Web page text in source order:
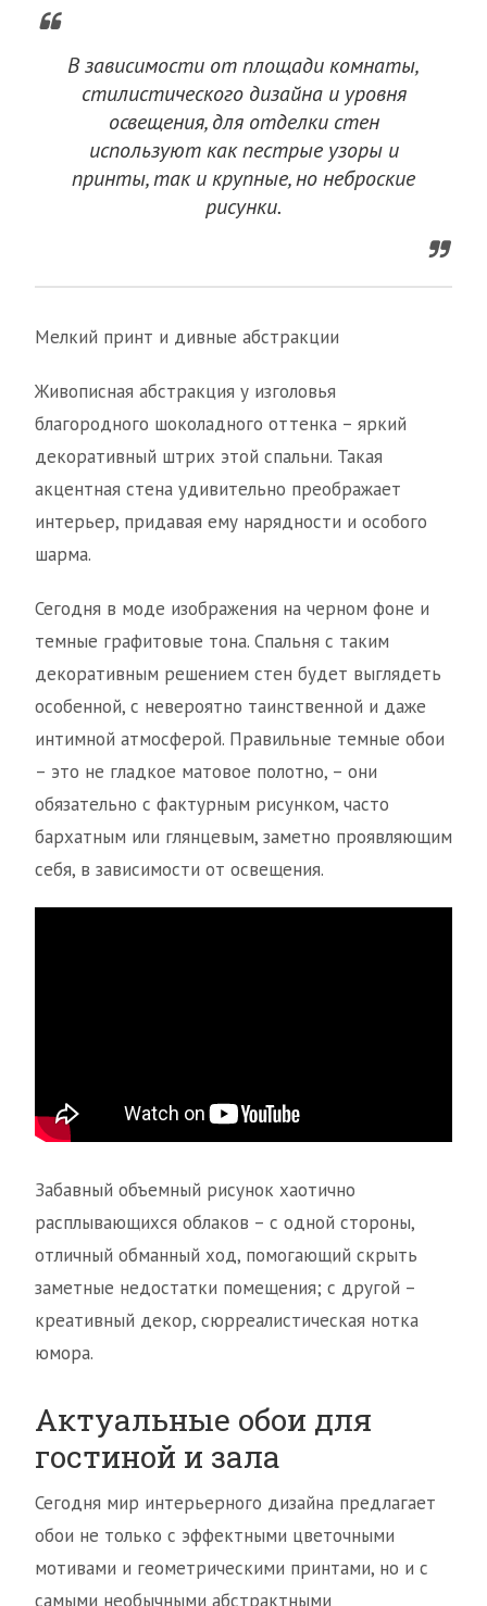
В зависимости от площади комнаты,
стилистического дизайна и уровня
освещения, для отделки стен
используют как пестрые узоры и
принты, так и крупные, но неброские
рисунки.
Мелкий принт и дивные абстракции
Живописная абстракция у изголовья
благородного шоколадного оттенка – яркий
декоративный штрих этой спальни. Такая
акцентная стена удивительно преображает
интерьер, придавая ему нарядности и особого
шарма.
Сегодня в моде изображения на черном фоне и
темные графитовые тона. Спальня с таким
декоративным решением стен будет выглядеть
особенной, с невероятно таинственной и даже
интимной атмосферой. Правильные темные обои
– это не гладкое матовое полотно, – они
обязательно с фактурным рисунком, часто
бархатным или глянцевым, заметно проявляющим
себя, в зависимости от освещения.
Забавный объемный рисунок хаотично
расплывающихся облаков – с одной стороны,
отличный обманный ход, помогающий скрыть
заметные недостатки помещения; с другой –
креативный декор, сюрреалистическая нотка
юмора.
Актуальные обои для
гостиной и зала
Сегодня мир интерьерного дизайна предлагает
обои не только с эффектными цветочными
мотивами и геометрическими принтами, но и с
самыми необычными абстрактными